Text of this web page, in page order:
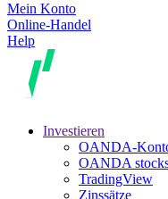
Mein Konto
Online-Handel
Help
Investieren
OANDA-
OANDA
TradingView
Zinssätze